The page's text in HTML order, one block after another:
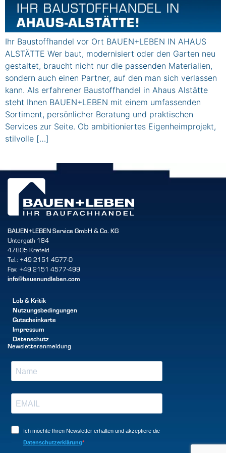
Ihr Baustoffhandel vor Ort BAUEN+LEBEN IN AHAUS
ALSTÄTTE Wer baut, modernisiert oder den Garten neu
gestaltet, braucht nicht nur die passenden Materialien,
sondern auch einen Partner, auf den man sich verlassen
kann. Als erfahrener Baustoffhandel in Ahaus Alstätte
steht Ihnen BAUEN+LEBEN mit einem umfassenden
Sortiment, persönlicher Beratung und praktischen
Services zur Seite. Ob ambitioniertes Eigenheimprojekt,
stilvolle […]
BAUEN+LEBEN Service GmbH & Co. KG
Untergath 184
47805 Krefeld
Tel.: +49 2151 4577-0
Fax: +49 2151 4577-499
info@bauenundleben.com
Lob & Kritik
Nutzungsbedingungen
Gutscheinkarte
Impressum
Datenschutz
Newsletteranmeldung
Ich möchte Ihren Newsletter erhalten und akzeptiere die
Datenschutzerklärung